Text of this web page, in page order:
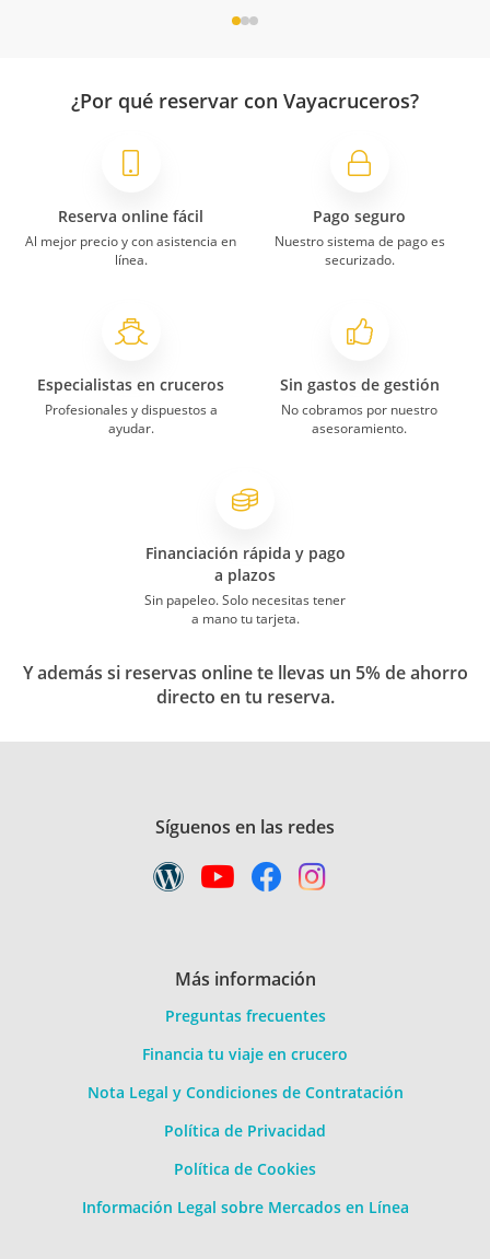
¿Por qué reservar con Vayacruceros?
Reserva online fácil
Al mejor precio y con asistencia en
línea.
Pago seguro
Nuestro sistema de pago es
securizado.
Especialistas en cruceros
Profesionales y dispuestos a
ayudar.
Sin gastos de gestión
No cobramos por nuestro
asesoramiento.
Financiación rápida y pago
a plazos
Sin papeleo. Solo necesitas tener
a mano tu tarjeta.
Y además si reservas online te llevas un 5% de ahorro
directo en tu reserva.
Síguenos en las redes
Más información
Preguntas frecuentes
Financia tu viaje en crucero
Nota Legal y Condiciones de Contratación
Política de Privacidad
Política de Cookies
Información Legal sobre Mercados en Línea